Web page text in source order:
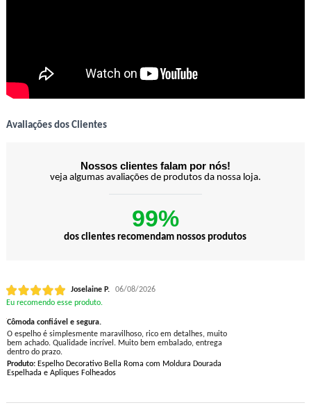
Avaliações dos Clientes
Nossos clientes falam por nós!
veja algumas avaliações de produtos da nossa loja.
99%
dos clientes recomendam nossos produtos
Joselaine P.
06/08/2026
Eu recomendo esse produto.
Cômoda confiável e segura.
O espelho é simplesmente maravilhoso, rico em detalhes, muito
bem achado. Qualidade incrível. Muito bem embalado, entrega
dentro do prazo.
Produto:Espelho Decorativo Bella Roma com Moldura Dourada
Espelhada e Apliques Folheados